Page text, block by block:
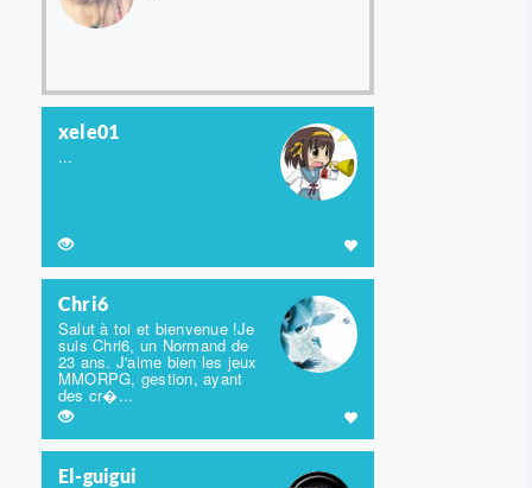
xele01
...
Chri6
Salut à toi et bienvenue !Je
suis Chri6, un Normand de
23 ans. J'aime bien les jeux
MMORPG, gestion, ayant
des cr�...
El-guigui